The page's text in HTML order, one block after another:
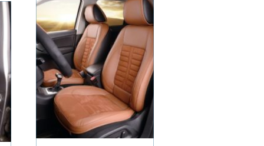
spillerne mulighed for at
opleve fart, strategi og
teknologi p&ari...